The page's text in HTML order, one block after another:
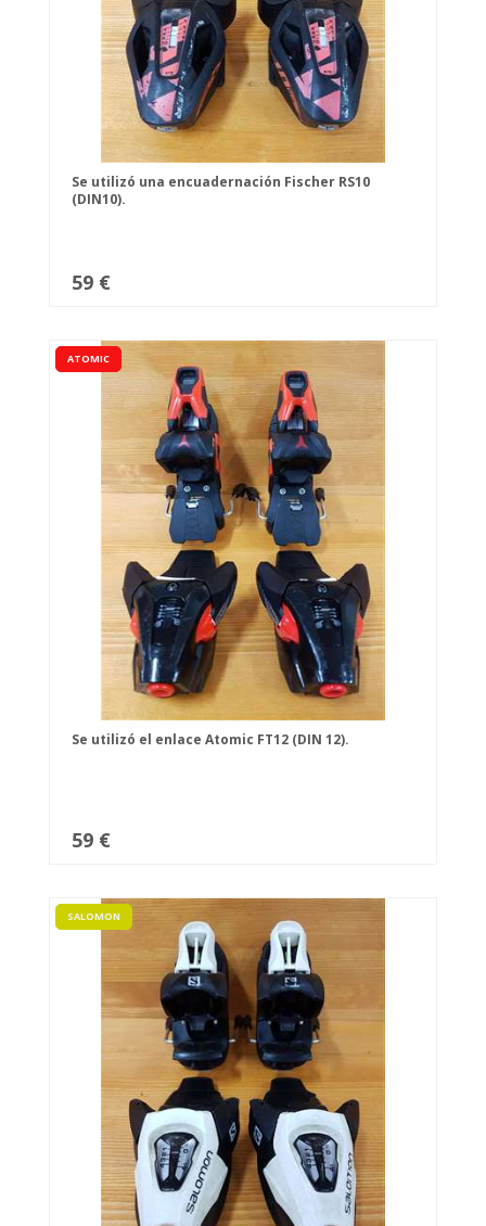
Se utilizó una encuadernación Fischer RS10
(DIN10).
59 €
ATOMIC
Se utilizó el enlace Atomic FT12 (DIN 12).
59 €
SALOMON